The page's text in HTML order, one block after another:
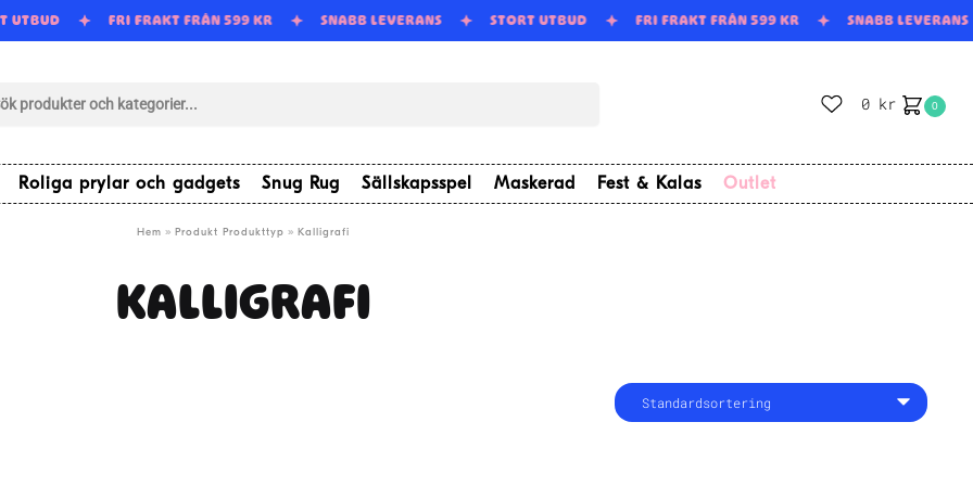
UTBUD FRI FRAKT FRÅN 599 KR SNABB LEVERANS STORT UTBUD FRI FRAKT FRÅN 599 KR SNABB LEVERANS
0 kr 0
Roliga prylar och gadgets Snug Rug Sällskapsspel Maskerad Fest & Kalas Outlet
Hem » Produkt Produkttyp » Kalligrafi
KALLIGRAFI